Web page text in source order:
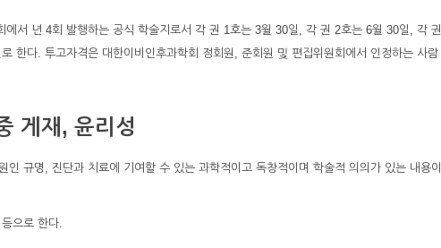
에서 년 4회 발행하는 공식 학술지로서 각 권 1호는 3월 30일, 각 권 2호는 6월 30일, 각 권
한다. 투고자격은 대한이비인후과학회 정회원, 준회원 및 편집위원회에서 인정하는 사람
게재, 윤리성
인 규명, 진단과 치료에 기여할 수 있는 과학적이고 독창적이며 학술적 의의가 있는 내용이
으로 한다.